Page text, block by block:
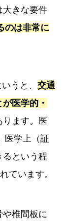
大きな要件
のは非常に
うと、交通
医学的・
ります。医
医学上（証
るという程
ています。
や椎間板に